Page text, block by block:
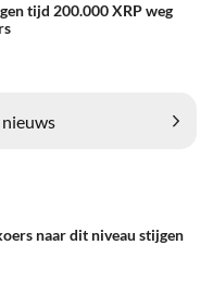
tijd 200.000 XRP weg
nieuws
naar dit niveau stijgen